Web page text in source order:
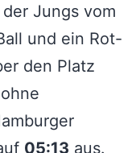
Jungs vom
und ein Rot-
den Platz
05:13 aus.